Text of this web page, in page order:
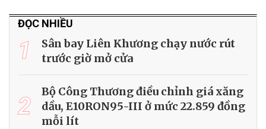
ĐỌC NHIỀU
1
Sân bay Liên Khương chạy nước rút
trước giờ mở cửa
2
Bộ Công Thương điều chỉnh giá xăng
dầu, E10RON95-III ở mức 22.859 đồng
mỗi lít